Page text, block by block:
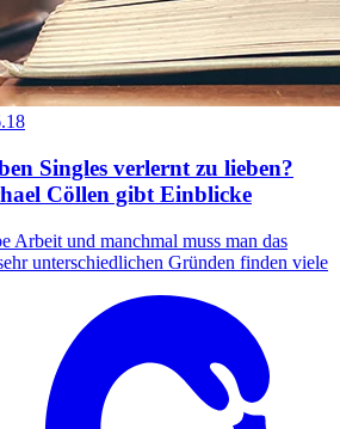
Singles verlernt zu lieben?
Cöllen gibt Einblicke
Arbeit und manchmal muss man das
unterschiedlichen Gründen finden viele